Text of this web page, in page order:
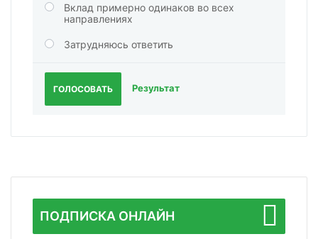
Вклад примерно одинаков во всех
направлениях
Затрудняюсь ответить
ГОЛОСОВАТЬ Результат
ПОДПИСКА ОНЛАЙН